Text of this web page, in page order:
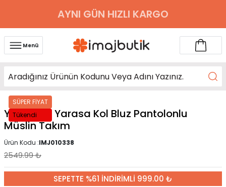
AYNI GÜN HIZLI KARGO
Menü
SÜPER FİYAT
Tükendi
Yağ Yeşili Yarasa Kol Bluz Pantolonlu
Müslin Takım
Ürün Kodu :IMJ010338
2549.99₺
SEPETTE %61 İNDİRİMLİ 999.00 ₺